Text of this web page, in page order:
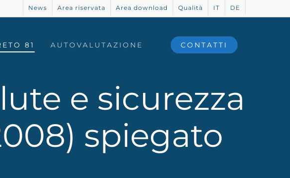
News Area riservata Area download Qualità IT DE
81 AUTOVALUTAZIONE CONTATTI
e sicurezza
spiegato